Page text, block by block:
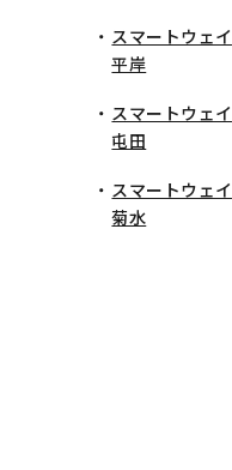
スマートウェイ
平岸
スマートウェイ
屯田
スマートウェイ
菊水